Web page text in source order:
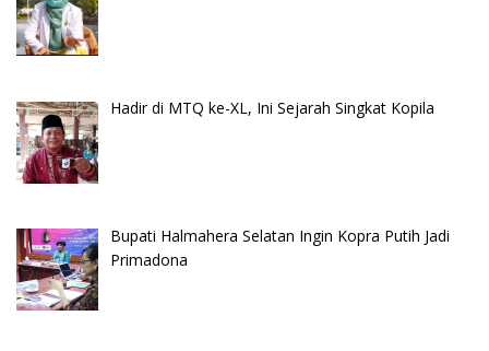
Hadir di MTQ ke-XL, Ini Sejarah Singkat Kopila
Bupati Halmahera Selatan Ingin Kopra Putih Jadi
Primadona